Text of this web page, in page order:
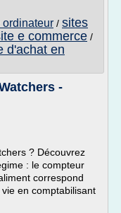
/ sites
e commerce /
d'achat en
-
? Découvrez
: le compteur
correspond
en comptabilisant